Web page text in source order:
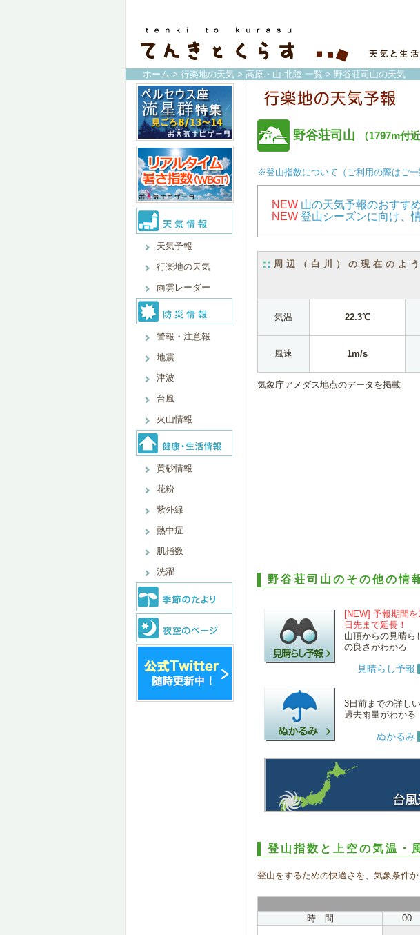
ホーム > 行楽地の天気 > 高原・山-北陸 一覧 > 野谷荘司山の天気
天気予報
行楽地の天気
雨雲レーダー
警報・注意報
地震
津波
台風
火山情報
黄砂情報
花粉
紫外線
熱中症
肌指数
洗濯
野谷荘司山 （1797m付近
※登山指数について（ご利用の際はご一
NEW 山の天気予報のおすす
NEW 登山シーズンに向け、
周辺（白川）の現在のよ
気温 22.3℃
風速 1m/s
気象庁アメダス地点のデータを掲載
野谷荘司山のその他の情
[NEW] 予報期間を
日先まで延長！
山頂からの見晴ら
の良さがわかる
見晴らし予報
3日前までの詳しい
過去雨量がわかる
ぬかるみ
登山指数と上空の気温・
登山をするための快適さを、気象条件
時 間
00